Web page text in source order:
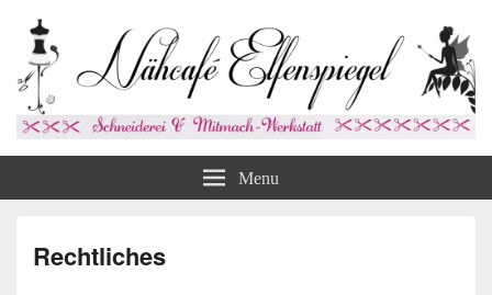
Nähcafé Elfenspiegel
Schneiderei und Mitmachwerkstatt
Menu
Rechtliches